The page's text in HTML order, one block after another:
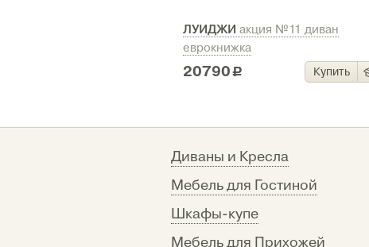
ЛУИДЖИ акция №11 диван
еврокнижка
20790 c Купить
Диваны и Кресла
Мебель для Гостиной
Шкафы-купе
Мебель для Прихожей